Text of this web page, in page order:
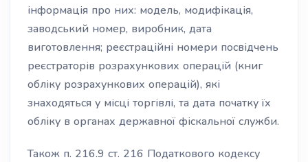
інформація про них: модель, модифікація,
заводський номер, виробник, дата
виготовлення; реєстраційні номери посвідчень
реєстраторів розрахункових операцій (книг
обліку розрахункових операцій), які
знаходяться у місці торгівлі, та дата початку їх
обліку в органах державної фіскальної служби.
Також п. 216.9 ст. 216 Податкового кодексу